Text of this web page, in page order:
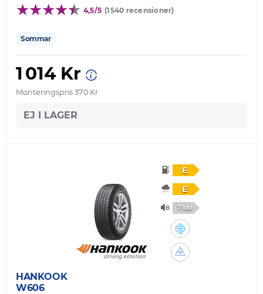
4,5/5 (1540 recensioner)
Sommar
1 014 Kr
Monteringspris 370 Kr
EJ I LAGER
E
E
71db
HANKOOK
W606